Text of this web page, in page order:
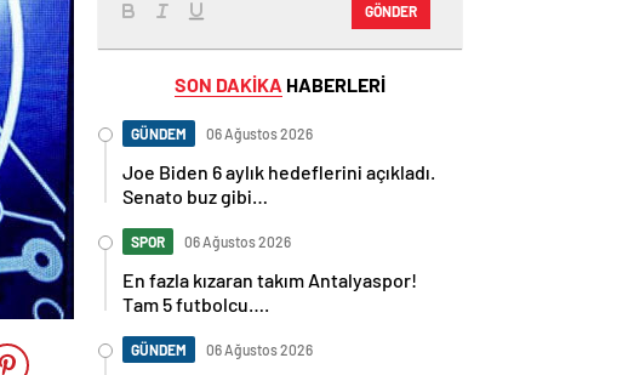
GÖNDER
SON DAKİKA HABERLERİ
GÜNDEM 06 Ağustos 2026
Joe Biden 6 aylık hedeflerini açıkladı.
Senato buz gibi…
SPOR 06 Ağustos 2026
En fazla kızaran takım Antalyaspor!
Tam 5 futbolcu….
GÜNDEM 06 Ağustos 2026